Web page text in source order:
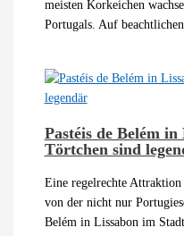
meisten Korkeichen
Portugals. Auf
Pastéis de Belém in
Törtchen sind
Eine regelrechte Attraktion
von der nicht nur
Belém in Lissabon im